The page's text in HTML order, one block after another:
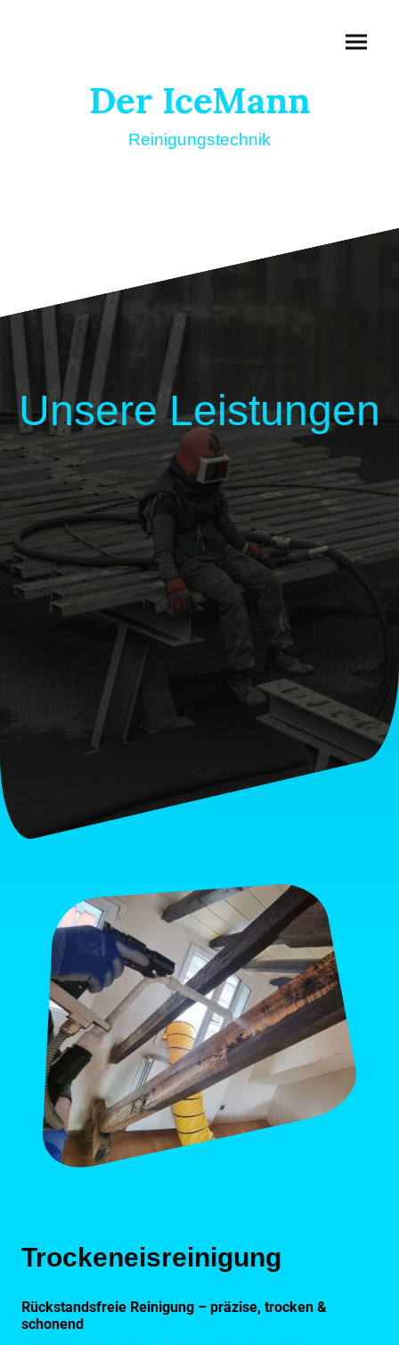
Der IceMann
Reinigungstechnik
Unsere Leistungen
Trockeneisreinigung
Rückstandsfreie Reinigung – präzise, trocken &
schonend